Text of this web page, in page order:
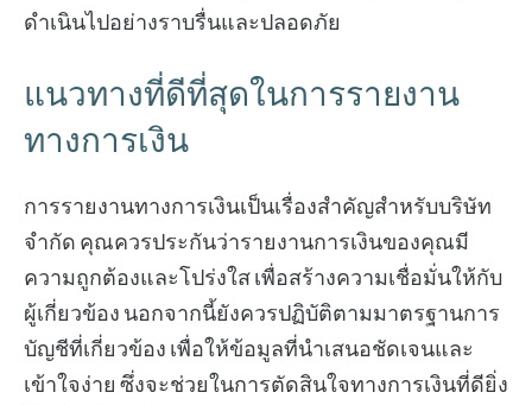
ดำเนินไปอย่างราบรื่นและปลอดภัย
แนวทางที่ดีที่สุดในการรายงาน
ทางการเงิน
การรายงานทางการเงินเป็นเรื่องสำคัญสำหรับบริษัท
จำกัด คุณควรประกันว่ารายงานการเงินของคุณมี
ความถูกต้องและโปร่งใส เพื่อสร้างความเชื่อมั่นให้กับ
ผู้เกี่ยวข้อง นอกจากนี้ยังควรปฏิบัติตามมาตรฐานการ
บัญชีที่เกี่ยวข้อง เพื่อให้ข้อมูลที่นำเสนอชัดเจนและ
เข้าใจง่าย ซึ่งจะช่วยในการตัดสินใจทางการเงินที่ดียิ่ง